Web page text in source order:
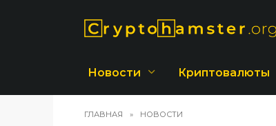
Новости Криптовалюты
ГЛАВНАЯ » НОВОСТИ